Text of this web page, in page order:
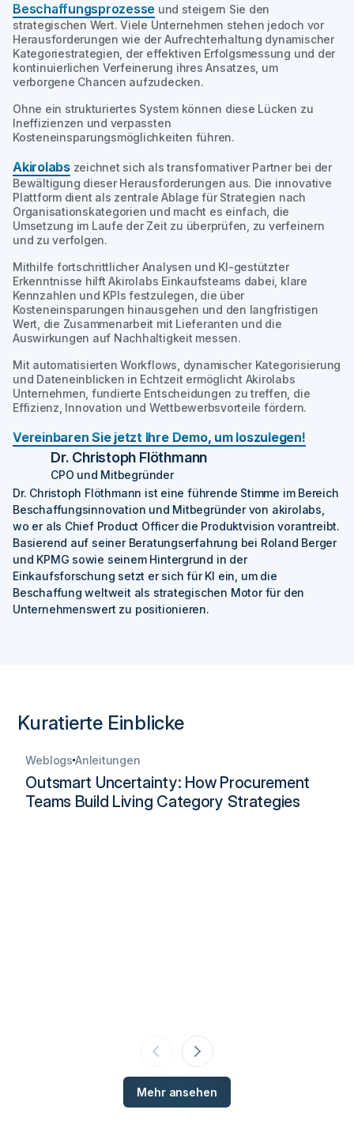
Beschaffungsprozesse und steigern Sie den
strategischen Wert. Viele Unternehmen stehen jedoch vor
Herausforderungen wie der Aufrechterhaltung dynamischer
Kategoriestrategien, der effektiven Erfolgsmessung und der
kontinuierlichen Verfeinerung ihres Ansatzes, um
verborgene Chancen aufzudecken.
Ohne ein strukturiertes System können diese Lücken zu
Ineffizienzen und verpassten
Kosteneinsparungsmöglichkeiten führen.
Akirolabszeichnet sich als transformativer Partner bei der
Bewältigung dieser Herausforderungen aus. Die innovative
Plattform dient als zentrale Ablage für Strategien nach
Organisationskategorien und macht es einfach, die
Umsetzung im Laufe der Zeit zu überprüfen, zu verfeinern
und zu verfolgen.
Mithilfe fortschrittlicher Analysen und KI-gestützter
Erkenntnisse hilft Akirolabs Einkaufsteams dabei, klare
Kennzahlen und KPIs festzulegen, die über
Kosteneinsparungen hinausgehen und den langfristigen
Wert, die Zusammenarbeit mit Lieferanten und die
Auswirkungen auf Nachhaltigkeit messen.
Mit automatisierten Workflows, dynamischer Kategorisierung
und Dateneinblicken in Echtzeit ermöglicht Akirolabs
Unternehmen, fundierte Entscheidungen zu treffen, die
Effizienz, Innovation und Wettbewerbsvorteile fördern.
Vereinbaren Sie jetzt Ihre Demo, um loszulegen!
Dr. Christoph Flöthmann
CPO und Mitbegründer
Dr. Christoph Flöthmann ist eine führende Stimme im Bereich
Beschaffungsinnovation und Mitbegründer von akirolabs,
wo er als Chief Product Officer die Produktvision vorantreibt.
Basierend auf seiner Beratungserfahrung bei Roland Berger
und KPMG sowie seinem Hintergrund in der
Einkaufsforschung setzt er sich für KI ein, um die
Beschaffung weltweit als strategischen Motor für den
Unternehmenswert zu positionieren.
Kuratierte Einblicke
Weblogs Anleitungen
Outsmart Uncertainty: How Procurement
Teams Build Living Category Strategies
Mehr ansehen